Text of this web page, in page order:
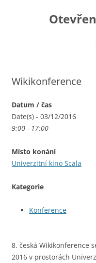
Wikikonference
Datum / čas
Date(s) - 03/12/2016
9:00 - 17:00
Místo konání
Univerzitní kino Scala
Kategorie
Konference
8. česká Wikikonference
2016 v prostorách